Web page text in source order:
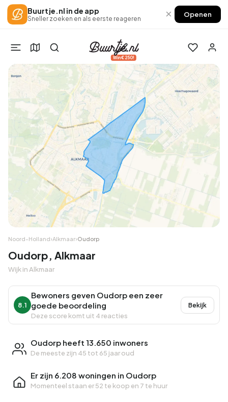
Buurtje.nl in de app
Sneller zoeken en als eerste reageren × Openen
Win €250!
Noord-Holland›Alkmaar›Oudorp
Oudorp, Alkmaar
Wijk in Alkmaar
8.1
Bewoners geven Oudorp een zeer
goede beoordeling
Deze score komt uit 4 reacties
Bekijk
Oudorp heeft 13.650 inwoners
De meeste zijn 45 tot 65 jaar oud
Er zijn 6.208 woningen in Oudorp
Momenteel staan er52 te koop en 7 te huur